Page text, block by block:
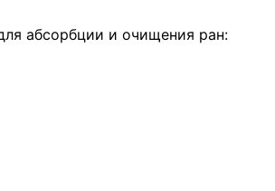
абсорбции и очищения ран: